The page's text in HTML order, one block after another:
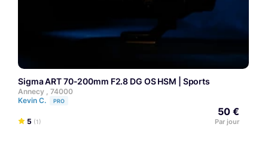
Sigma ART 70-200mm F2.8 DG OS HSM | Sports
Annecy , 74000
Kevin C.
PRO
5 (1)
50 €
Par jour